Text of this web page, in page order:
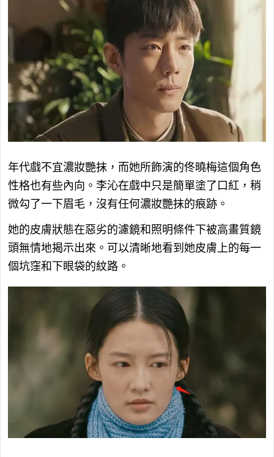
年代戲不宜濃妝艷抹，而她所飾演的佟曉梅這個角色
性格也有些內向。李沁在戲中只是簡單塗了口紅，稍
微勾了一下眉毛，沒有任何濃妝艷抹的痕跡。
她的皮膚狀態在惡劣的濾鏡和照明條件下被高畫質鏡
頭無情地揭示出來。可以清晰地看到她皮膚上的每一
個坑窪和下眼袋的紋路。